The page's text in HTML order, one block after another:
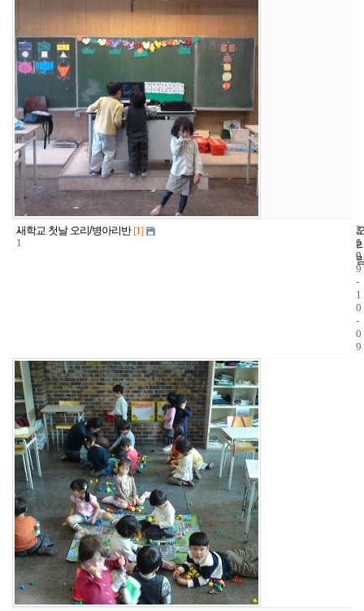
1
1
새학교 첫날 오리/병아리반 [1]
2
1
9
2
0
0
9
-
1
0
-
0
9